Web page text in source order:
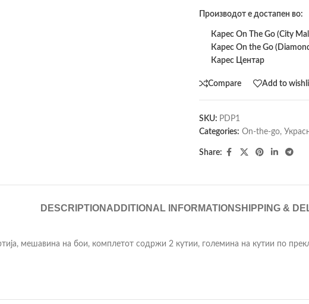
Производот е достапен во:
Карес On The Go (City
Карес On the Go
Карес Центар
Compare Add to
SKU: PDP1
Categories: On-the-go,
Share:
DESCRIPTION ADDITIONAL INFORMATIONSHIPPING &
мешавина на бои, комплетот содржи 2 кутии, големина на кутии по